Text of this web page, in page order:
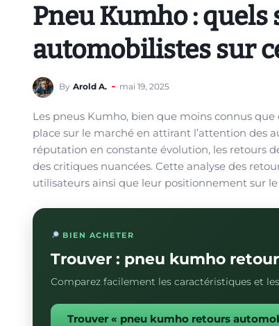
Pneu Kumho :
automobilistes sur
By Arold A. mai 19, 2025
Les pneus Kumho, bien que moins connus
place sur le marché en attirant l’attention des
réputation en constante évolution, les retours
des critiques nuancées. Cette analyse des
utilisateurs ainsi que leur positionnement sur
BIEN ACHETER
Trouver : pneu kumho
Comparez facilement les caractéristiques et
Trouver « pneu kumho retours